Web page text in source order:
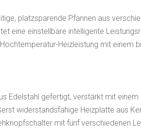
platzsparende Pfannen aus
eine einstellbare intelligente
Heizleistung mit
Edelstahl gefertigt, verstärkt mit
widerstandsfähige Heizplatte aus
mit fünf verschiedenen